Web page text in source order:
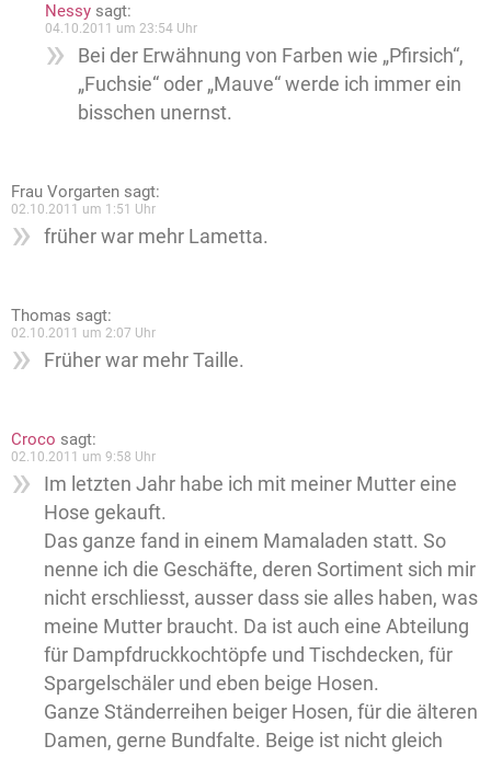
Nessy sagt:
04.10.2011 um 23:54 Uhr
Bei der Erwähnung von Farben wie „Pfirsich“,
„Fuchsie“ oder „Mauve“ werde ich immer ein
bisschen unernst.
Frau Vorgarten sagt:
02.10.2011 um 1:51 Uhr
früher war mehr Lametta.
Thomas sagt:
02.10.2011 um 2:07 Uhr
Früher war mehr Taille.
Croco sagt:
02.10.2011 um 9:58 Uhr
Im letzten Jahr habe ich mit meiner Mutter eine
Hose gekauft.
Das ganze fand in einem Mamaladen statt. So
nenne ich die Geschäfte, deren Sortiment sich mir
nicht erschliesst, ausser dass sie alles haben, was
meine Mutter braucht. Da ist auch eine Abteilung
für Dampfdruckkochtöpfe und Tischdecken, für
Spargelschäler und eben beige Hosen.
Ganze Ständerreihen beiger Hosen, für die älteren
Damen, gerne Bundfalte. Beige ist nicht gleich